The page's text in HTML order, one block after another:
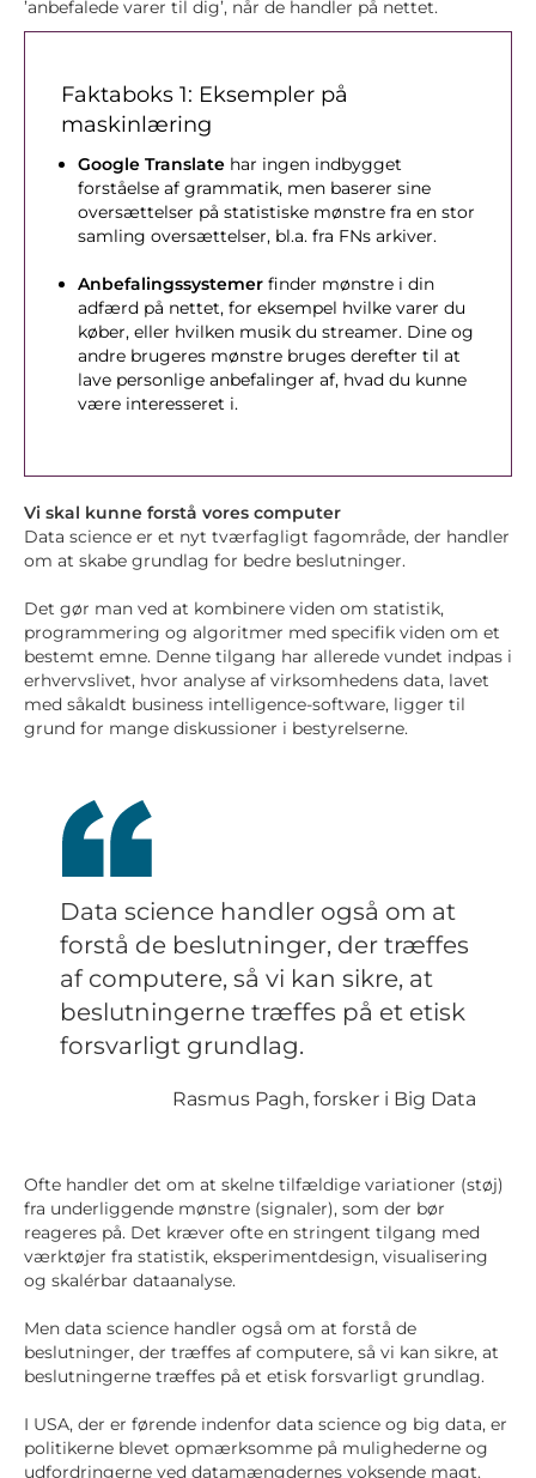
’anbefalede varer til dig’, når de handler på nettet.
Faktaboks 1: Eksempler på
maskinlæring
Google Translate har ingen indbygget
forståelse af grammatik, men baserer sine
oversættelser på statistiske mønstre fra en stor
samling oversættelser, bl.a. fra FNs arkiver.
Anbefalingssystemer finder mønstre i din
adfærd på nettet, for eksempel hvilke varer du
køber, eller hvilken musik du streamer. Dine og
andre brugeres mønstre bruges derefter til at
lave personlige anbefalinger af, hvad du kunne
være interesseret i.
Vi skal kunne forstå vores computer
Data science er et nyt tværfagligt fagområde, der handler
om at skabe grundlag for bedre beslutninger.
Det gør man ved at kombinere viden om statistik,
programmering og algoritmer med specifik viden om et
bestemt emne. Denne tilgang har allerede vundet indpas i
erhvervslivet, hvor analyse af virksomhedens data, lavet
med såkaldt business intelligence-software, ligger til
grund for mange diskussioner i bestyrelserne.
Data science handler også om at
forstå de beslutninger, der træffes
af computere, så vi kan sikre, at
beslutningerne træffes på et etisk
forsvarligt grundlag.
Rasmus Pagh, forsker i Big Data
Ofte handler det om at skelne tilfældige variationer (støj)
fra underliggende mønstre (signaler), som der bør
reageres på. Det kræver ofte en stringent tilgang med
værktøjer fra statistik, eksperimentdesign, visualisering
og skalérbar dataanalyse.
Men data science handler også om at forstå de
beslutninger, der træffes af computere, så vi kan sikre, at
beslutningerne træffes på et etisk forsvarligt grundlag.
I USA, der er førende indenfor data science og big data, er
politikerne blevet opmærksomme på mulighederne og
udfordringerne ved datamængdernes voksende magt.